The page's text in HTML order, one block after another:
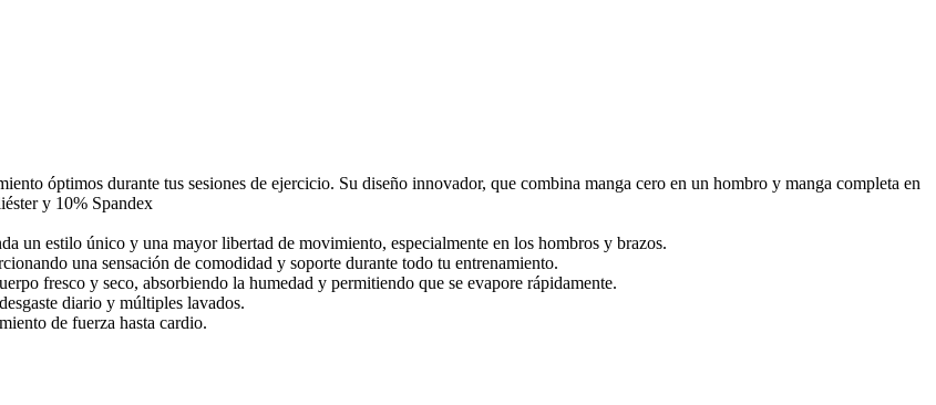
óptimos durante tus sesiones de ejercicio. Su diseño innovador, que combina manga cero en un hombro y manga completa en
y 10% Spandex
un estilo único y una mayor libertad de movimiento, especialmente en los hombros y brazos.
una sensación de comodidad y soporte durante todo tu entrenamiento.
fresco y seco, absorbiendo la humedad y permitiendo que se evapore rápidamente.
diario y múltiples lavados.
de fuerza hasta cardio.